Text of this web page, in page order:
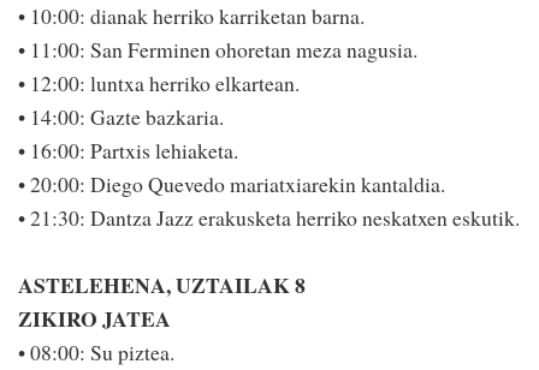
• 10:00: dianak herriko karriketan barna.
• 11:00: San Ferminen ohoretan meza nagusia.
• 12:00: luntxa herriko elkartean.
• 14:00: Gazte bazkaria.
• 16:00: Partxis lehiaketa.
• 20:00: Diego Quevedo mariatxiarekin kantaldia.
• 21:30: Dantza Jazz erakusketa herriko neskatxen eskutik.
ASTELEHENA, UZTAILAK 8
ZIKIRO JATEA
• 08:00: Su piztea.